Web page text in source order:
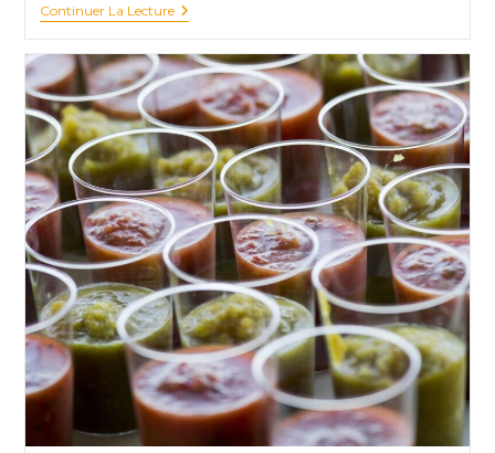
Continuer La LectureLa
Crème
Traditionnelle